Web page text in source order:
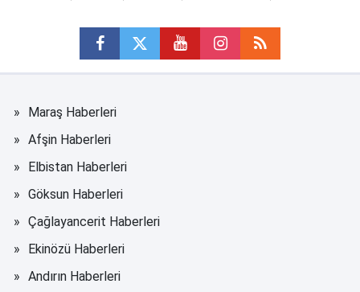
Maraş Haberleri
Afşin Haberleri
Elbistan Haberleri
Göksun Haberleri
Çağlayancerit Haberleri
Ekinözü Haberleri
Andırın Haberleri